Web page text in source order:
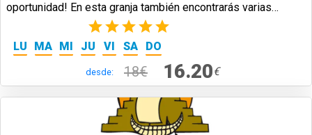
oportunidad! En esta granja también encontrarás varias
especies nativas de Canarias.
(3)
LU MA MI JU VI SA DO
desde: 18€ 16.20€